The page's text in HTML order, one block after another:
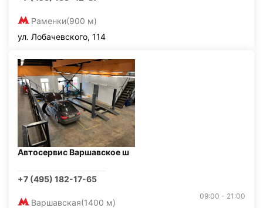
Раменки(900 м)
ул. Лобачевского, 114
Автосервис Варшавское ш
+7 (495) 182-17-65
Варшавская(1400 м)
09:00 - 21:00